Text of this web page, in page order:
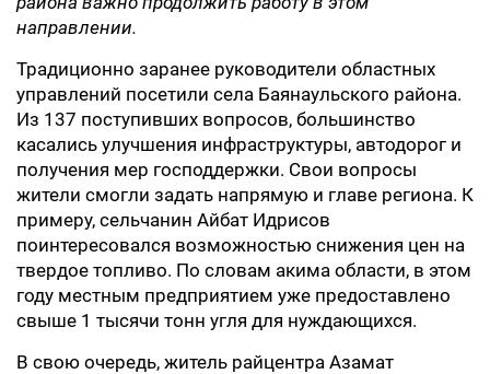
направлении.
Традиционно заранее руководители областных
управлений посетили села Баянаульского района.
Из 137 поступивших вопросов, большинство
касались улучшения инфраструктуры, автодорог и
получения мер господдержки. Свои вопросы
жители смогли задать напрямую и главе региона. К
примеру, сельчанин Айбат Идрисов
поинтересовался возможностью снижения цен на
твердое топливо. По словам акима области, в этом
году местным предприятием уже предоставлено
свыше 1 тысячи тонн угля для нуждающихся.
В свою очередь, житель райцентра Азамат